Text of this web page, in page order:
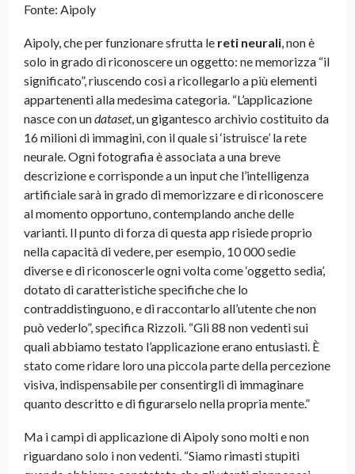
Fonte: Aipoly
Aipoly, che per funzionare sfrutta le reti neurali, non è
solo in grado di riconoscere un oggetto: ne memorizza “il
significato”, riuscendo così a ricollegarlo a più elementi
appartenenti alla medesima categoria. “L’applicazione
nasce con undataset, un gigantesco archivio costituito da
16 milioni di immagini, con il quale si ‘istruisce’ la rete
neurale. Ogni fotografia è associata a una breve
descrizione e corrisponde a un input che l’intelligenza
artificiale sarà in grado di memorizzare e di riconoscere
al momento opportuno, contemplando anche delle
varianti. Il punto di forza di questa app risiede proprio
nella capacità di vedere, per esempio, 10 000 sedie
diverse e di riconoscerle ogni volta come ‘oggetto sedia’,
dotato di caratteristiche specifiche che lo
contraddistinguono, e di raccontarlo all’utente che non
può vederlo”, specifica Rizzoli. “Gli 88 non vedenti sui
quali abbiamo testato l’applicazione erano entusiasti. È
stato come ridare loro una piccola parte della percezione
visiva, indispensabile per consentirgli di immaginare
quanto descritto e di figurarselo nella propria mente.”
Ma i campi di applicazione di Aipoly sono molti e non
riguardano solo i non vedenti. “Siamo rimasti stupiti